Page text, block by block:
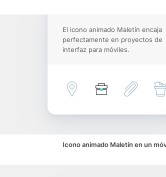
El icono animado Maletín encaja
perfectamente en proyectos de
interfaz para móviles.
Icono animado Maletín en un